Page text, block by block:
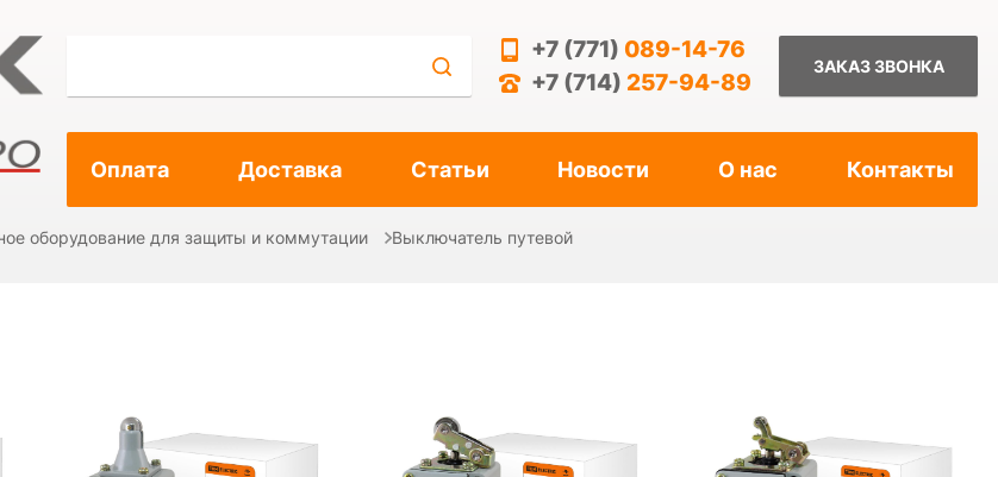
+7 (771) 089-14-76
+7 (714) 257-94-89
ЗАКАЗ ЗВОНКА
Оплата Доставка Статьи Новости О нас Контакты
оборудование для защиты и коммутации Выключатель путевой